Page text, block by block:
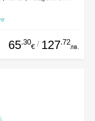
65.30
€ / 127.72
лв.